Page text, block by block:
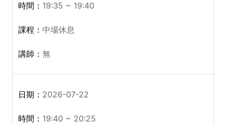
19:35 ~ 19:40
中場休息
無
2026-07-22
19:40 ~ 20:25